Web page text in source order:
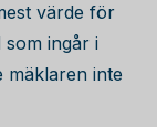
värde för
ingår i
mäklaren inte